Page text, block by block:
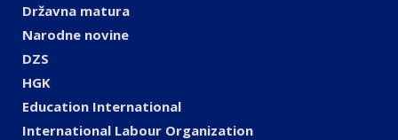
Državna matura
Narodne novine
DZS
HGK
Education International
International Labour Organization